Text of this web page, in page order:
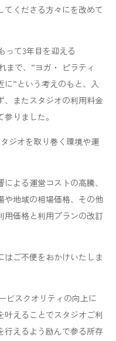
てくださる方々にを改めて
って3年目を迎える
まで、”ヨガ・ ピラティ
に”という考えのもと、入
、またスタジオの利用料金
りました。
ジオを取り巻く環境や運
よる運営コストの高騰、
や地域の相場価格、その他
用価格と利用プランの改訂
はご不便をおかけいたしま
ビスクオリティの向上に
叶えることでスタジオご利
行えるよう励んで参る所存